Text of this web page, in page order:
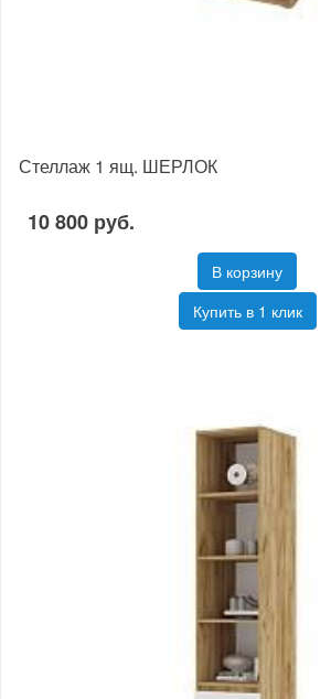
Стеллаж 1 ящ. ШЕРЛОК
10 800 руб.
В корзину
Купить в 1 клик